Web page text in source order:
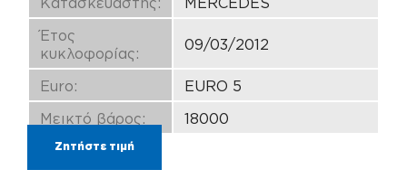
Έτος
κυκλοφορίας:
09/03/2012
Euro:
EURO 5
Μεικτό βάρος:
18000
Ζητήστε τιμή